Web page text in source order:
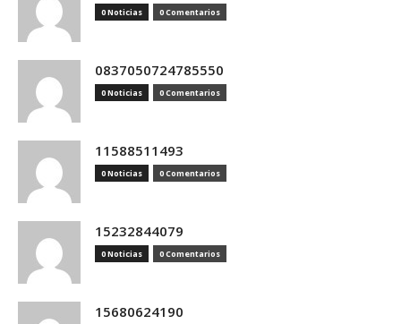
0 Noticias 0 Comentarios
0837050724785550
0 Noticias 0 Comentarios
11588511493
0 Noticias 0 Comentarios
15232844079
0 Noticias 0 Comentarios
15680624190